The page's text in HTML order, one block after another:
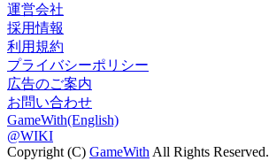
運営会社
採用情報
利用規約
プライバシーポリシー
広告のご案内
お問い合わせ
GameWith(English)
@WIKI
Copyright (C) GameWith All Rights Reserved.